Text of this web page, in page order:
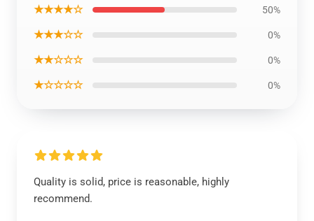
★★★★☆ 50%
★★★☆☆ 0%
★★☆☆☆ 0%
★☆☆☆☆ 0%
Quality is solid, price is reasonable, highly
recommend.